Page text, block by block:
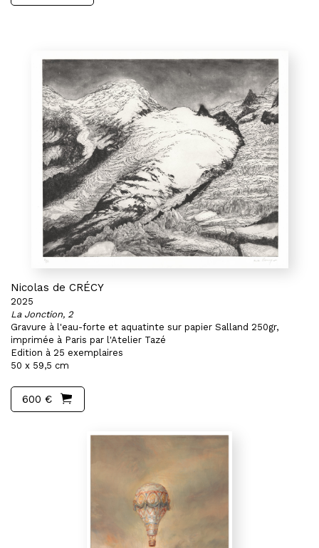
Nicolas de CRÉCY
2025
La Jonction, 2
Gravure à l'eau-forte et aquatinte sur papier Salland 250gr,
imprimée à Paris par l'Atelier Tazé
Edition à 25 exemplaires
50 x 59,5 cm
600 €